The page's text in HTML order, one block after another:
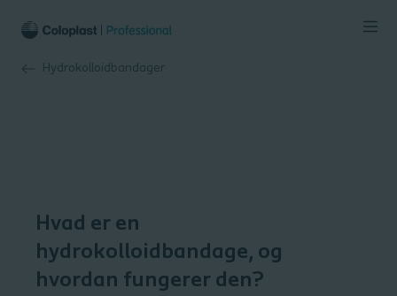
Hydrokolloidbandager
Hvad er en
hydrokolloidbandage, og
hvordan fungerer den?